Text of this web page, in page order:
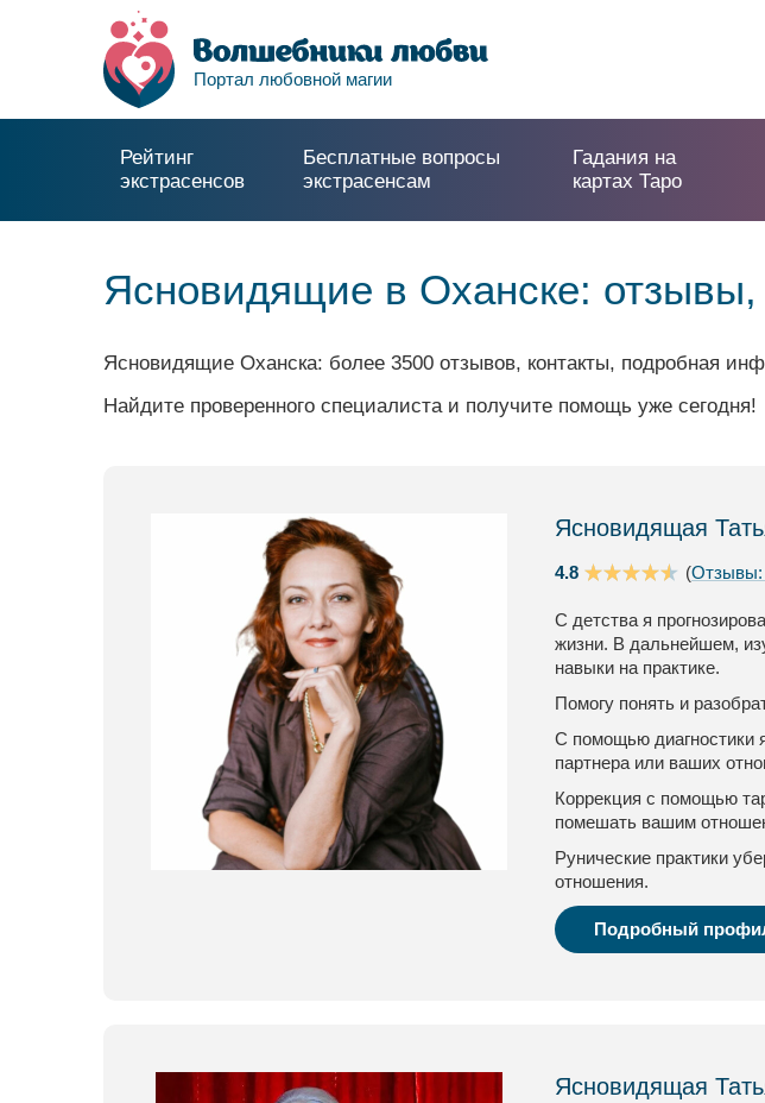
Портал любовной магии
Рейтинг
экстрасенсов
Бесплатные вопросы
экстрасенсам
Гадания на
картах Таро
Ясновидящие в Оханске:
Ясновидящие Оханска: более 3500 отзывов, контакты, подробная
Найдите проверенного специалиста и получите помощь уже сегодня!
Ясновидящая
4.8 (Отзывы:
С детства я
жизни. В дальнейшем,
навыки на практике.
Помогу понять и
С помощью диагностики
партнера или ваших
Коррекция с помощью
помешать вашим
Рунические практики
отношения.
Подробный
Ясновидящая